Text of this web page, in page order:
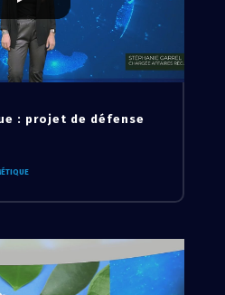
: projet de défense